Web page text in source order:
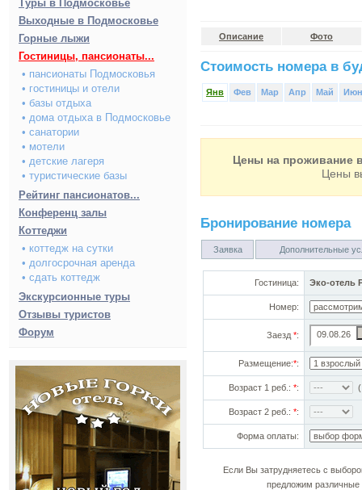
Туры в Подмосковье
Выходные в Подмосковье
Горные лыжи
Гостиницы, пансионаты...
• пансионаты Подмосковья
• гостиницы и отели
• базы отдыха
• дома отдыха в Подмосковье
• санатории
• мотели
• детские лагеря
• туристические базы
Рейтинг пансионатов...
Конференц залы
Коттеджи
• коттедж на сутки
• долгосрочная аренда
• сдать коттедж
Экскурсионные туры
Отзывы туристов
Форум
Описание Фото
Стоимость номера в
Янв Фев Мар Апр Май Июн
Цены на проживание
Цены
Бронирование номера
Заявка Дополнительные
Гостиница: Эко-отель
Номер:
Заезд *:
Размещение:*:
Возраст 1 реб.: *:
Возраст 2 реб.: *:
Форма оплаты:
Если Вы затрудняетесь с
предложим различные